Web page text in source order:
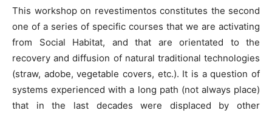
This workshop on revestimentos constitutes the second
one of a series of specific courses that we are activating
from Social Habitat, and that are orientated to the
recovery and diffusion of natural traditional technologies
(straw, adobe, vegetable covers, etc.). It is a question of
systems experienced with a long path (not always place)
that in the last decades were displaced by other